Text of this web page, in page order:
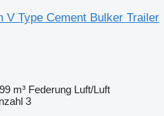
V Type Cement Bulker Trailer
m³ Federung Luft/Luft
3